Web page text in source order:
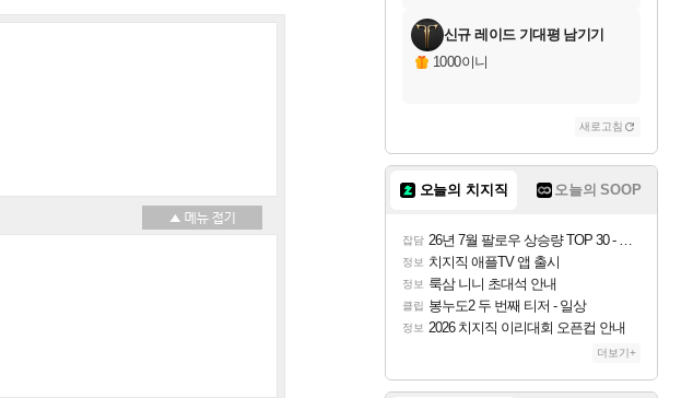
신규 레이드 기대평 남기기
1000이니
새로고침
오늘의 치지직 오늘의 SOOP
잡담 26년 7월 팔로우 상승량 TOP 30 - 월간 치지직
정보 치지직 애플TV 앱 출시
정보 룩삼 니니 초대석 안내
클립 봉누도2 두 번째 티저 - 일상
정보 2026 치지직 이리대회 오픈컵 안내
더보기+